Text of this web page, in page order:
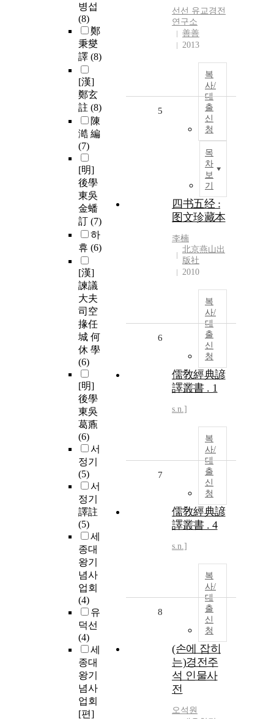
병섭
(8)
鄭
秉燮
譯 (8)
[漢]
鄭玄
註 (8)
陳
澔 編
(7)
[明]
後學
東吳
金蟠
訂 (7)
하
휴 (6)
[漢]
諫議
大夫
司空
掾任
城 何
休 學
(6)
[明]
後學
東吳
葛鼒
(6)
서
정기
(5)
서
정기
譯註
(5)
세
종대
왕기
념사
업회
(4)
유
덕선
(4)
세
종대
왕기
념사
업회
[편]
선선 유교경전
연구소
善善
2013
복
사/
대
출
신
청
목
차
보
기
5
四书五经 :
图文珍藏本
李楠
北京燕山出
版社
2010
복
사/
대
출
신
청
6
儒敎經典諺
譯叢書 . 1
s.n.]
복
사/
대
출
신
청
7
儒敎經典諺
譯叢書 . 4
s.n.]
복
사/
대
출
신
청
8
(손에 잡히
는)경전주
석 인물사
전
오석원